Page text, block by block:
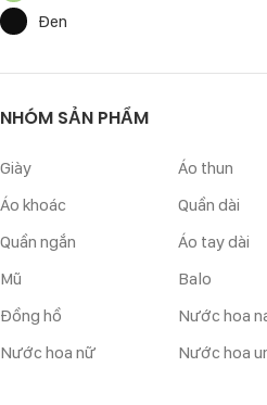
Đen
NHÓM SẢN PHẨM
Giày
Áo thun
Áo khoác
Quần dài
Quần ngắn
Áo tay dài
Mũ
Balo
Đồng hồ
Nước hoa
Nước hoa nữ
Nước hoa